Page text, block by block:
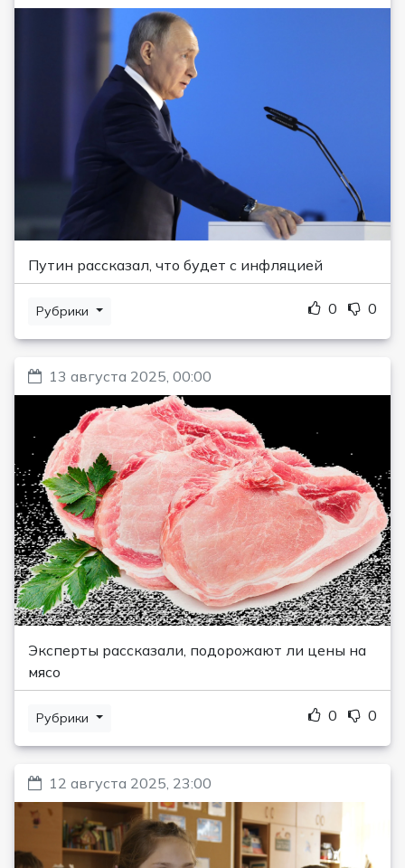
Путин рассказал, что будет с инфляцией
Рубрики 0 0
13 августа 2025, 00:00
Эксперты рассказали, подорожают ли цены на
мясо
Рубрики 0 0
12 августа 2025, 23:00